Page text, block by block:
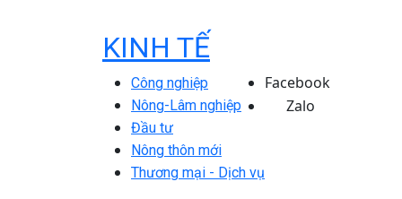
KINH TẾ
Công nghiệp
Nông-Lâm nghiệp
Đầu tư
Nông thôn mới
Thương mại - Dịch vụ
Facebook
Zalo